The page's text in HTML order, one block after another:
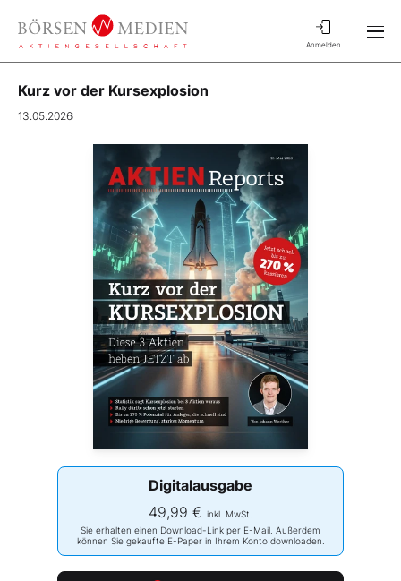
Anmelden
Kurz vor der Kursexplosion
13.05.2026
Digitalausgabe
49,99 € inkl. MwSt.
Sie erhalten einen Download-Link per E-Mail. Außerdem
können Sie gekaufte E-Paper in Ihrem Konto downloaden.